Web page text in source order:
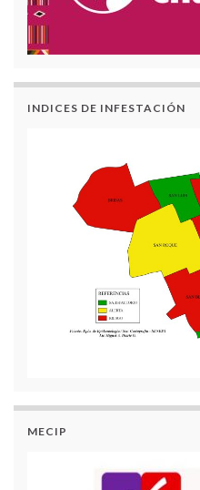
INDICES DE INFESTACIÓN
MECIP